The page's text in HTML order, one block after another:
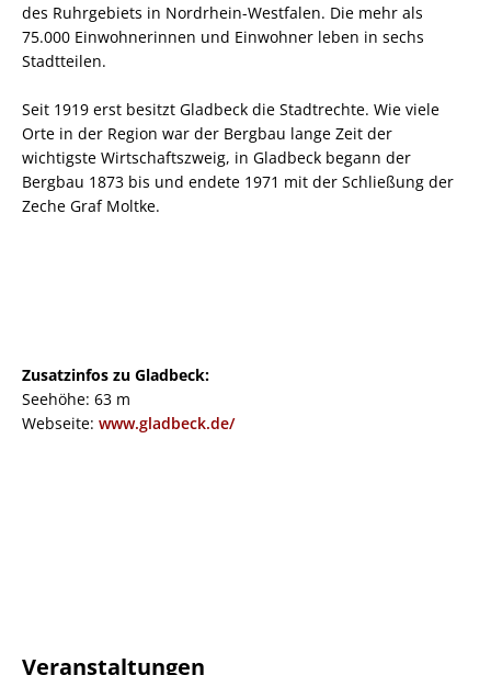
des Ruhrgebiets in Nordrhein-Westfalen. Die mehr als
75.000 Einwohnerinnen und Einwohner leben in sechs
Stadtteilen.
Seit 1919 erst besitzt Gladbeck die Stadtrechte. Wie viele
Orte in der Region war der Bergbau lange Zeit der
wichtigste Wirtschaftszweig, in Gladbeck begann der
Bergbau 1873 bis und endete 1971 mit der Schließung der
Zeche Graf Moltke.
Zusatzinfos zu Gladbeck:
Seehöhe: 63 m
Webseite: www.gladbeck.de/
Veranstaltungen